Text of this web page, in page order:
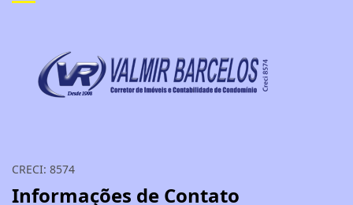
CRECI: 8574
Informações de Contato